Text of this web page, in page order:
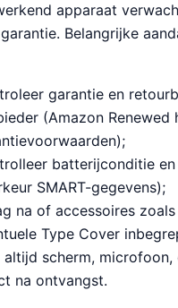
.
8
apparaat
Belangrijke
garantie en
(Amazon Renewed
batterijconditie
SMART-gegevens);
na of accessoires
Type Cover
altijd scherm, microfoon,
na ontvangst.